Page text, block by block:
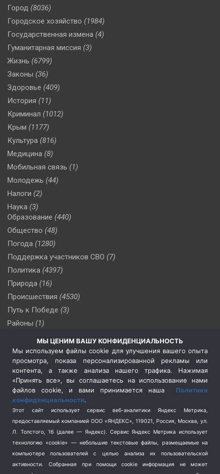
Город (8036)
Городское хозяйство (1984)
Государственная измена (4)
Гуманитарная миссия (3)
Жизнь (6799)
Законы (36)
Здоровье (409)
История (11)
Криминал (1012)
Крым (1177)
Культура (816)
Медицина (8)
Мобильная связь (1)
Молодежь (44)
Налоги (2)
Наука (3)
Образование (440)
Общество (48)
Погода (1280)
Поддержка участников СВО (7)
Политика (4397)
Природа (16)
Происшествия (4530)
Путь к Победе (3)
Районы (1)
(510)
Сельское хозяйство (3)
Социальная политика
(3)
Спецоперация в Украине
Спецоперация на Украине
(404)
Спорт (740)
Терроризм (1)
Транспорт (262)
Туризм (178)
МЫ ЦЕНИМ ВАШУ КОНФИДЕНЦИАЛЬНОСТЬ
Мы используем файлы cookie для улучшения вашего опыта
просмотра, показа персонализированной рекламы или
контента, а также анализа нашего трафика. Нажимая
«Принять все», вы соглашаетесь на использование нами
файлов cookie, и вами принимается наша Политика
конфиденциальности.
Этот сайт использует сервис веб-аналитики Яндекс Метрика,
предоставляемый компанией ООО «ЯНДЕКС», 119021, Россия, Москва, ул.
Л. Толстого, 16 (далее — Яндекс). Сервис Яндекс Метрика использует
технологию «cookie» — небольшие текстовые файлы, размещаемые на
компьютере пользователей с целью анализа их пользовательской
активности.
Собранная при помощи cookie информация не может